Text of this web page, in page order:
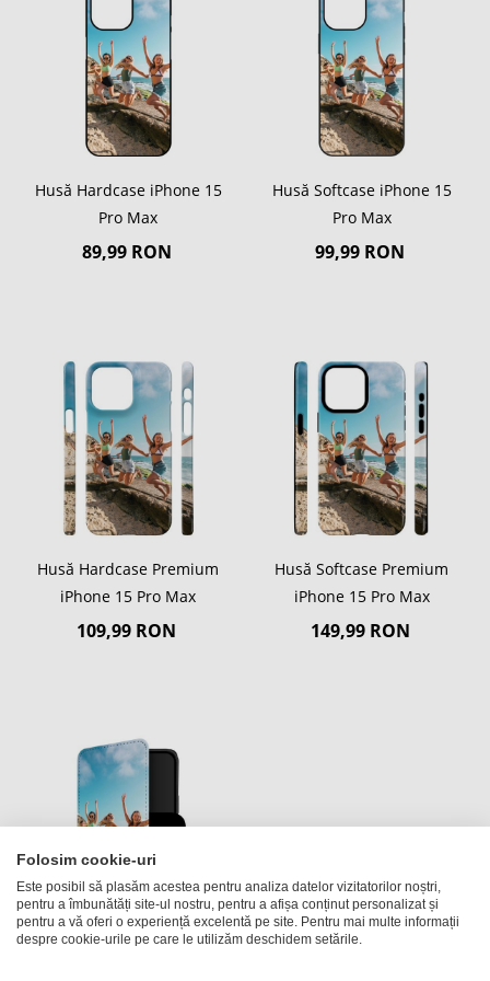
Husă Hardcase iPhone 15
Pro Max
89,99 RON
Husă Softcase iPhone 15
Pro Max
99,99 RON
Husă Hardcase Premium
iPhone 15 Pro Max
109,99 RON
Husă Softcase Premium
iPhone 15 Pro Max
149,99 RON
Husă flip iPhone 15 Pro
Folosim cookie-uri
Este posibil să plasăm acestea pentru analiza datelor vizitatorilor noștri,
pentru a îmbunătăți site-ul nostru, pentru a afișa conținut personalizat și
pentru a vă oferi o experiență excelentă pe site. Pentru mai multe informații
despre cookie-urile pe care le utilizăm deschidem setările.